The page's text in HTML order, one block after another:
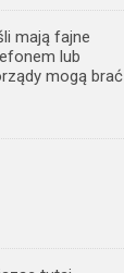
mają fajne
lub
mogą brać